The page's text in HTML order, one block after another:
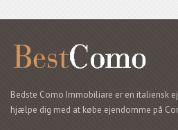
Bedste Como Immobiliare er en italiensk
hjælpe dig med at købe ejendomme på